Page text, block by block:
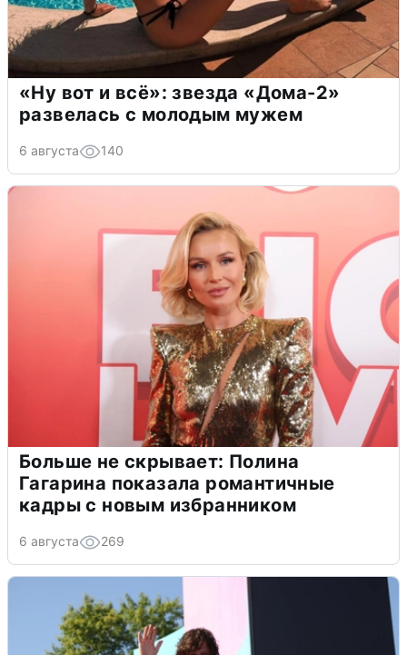
«Ну вот и всё»: звезда «Дома-2»
развелась с молодым мужем
6 августа 140
Больше не скрывает: Полина
Гагарина показала романтичные
кадры с новым избранником
6 августа 269